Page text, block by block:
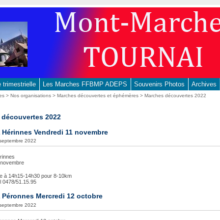
trimestrielle Les Marches FFBMP ADEPS Souvenirs Photos Archives
>Nos organisations >Marches découvertes et éphémères > Marches découvertes 2022
découvertes 2022
Hérinnes Vendredi 11 novembre
2022
à 14h15-14h30 pour 8-10km
0478/51.15.95
Péronnes Mercredi 12 octobre
2022